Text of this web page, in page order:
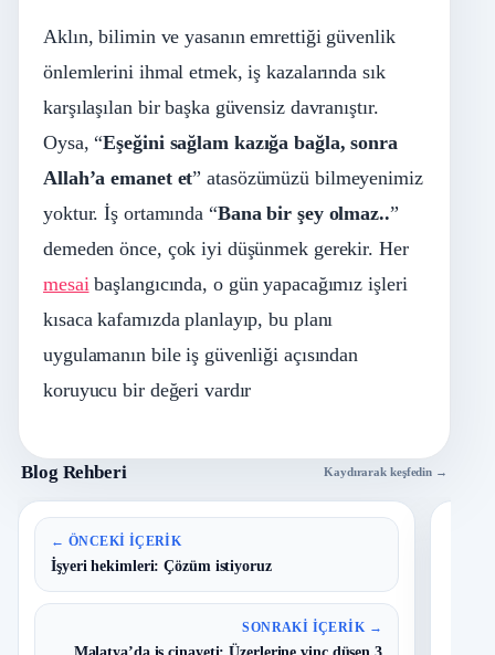
Aklın, bilimin ve yasanın emrettiği güvenlik
önlemlerini ihmal etmek, iş kazalarında sık
karşılaşılan bir başka güvensiz davranıştır.
Oysa, “Eşeğini sağlam kazığa bağla, sonra
Allah’a emanet et” atasözümüzü bilmeyenimiz
yoktur. İş ortamında “Bana bir şey olmaz..”
demeden önce, çok iyi düşünmek gerekir. Her
mesaibaşlangıcında, o gün yapacağımız işleri
kısaca kafamızda planlayıp, bu planı
uygulamanın bile iş güvenliği açısından
koruyucu bir değeri vardır
Blog Rehberi Kaydırarak keşfedin →
← ÖNCEKI İÇERIK
İşyeri hekimleri: Çözüm istiyoruz
SONRAKI İÇERIK →